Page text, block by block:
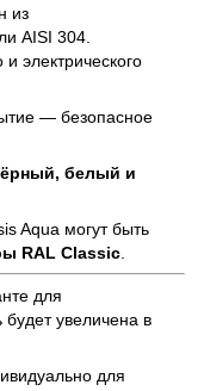
из
AISI 304.
электрического
— безопасное
ёрный, белый и
Aqua могут быть
RAL Classic
для
будет увеличена в
для